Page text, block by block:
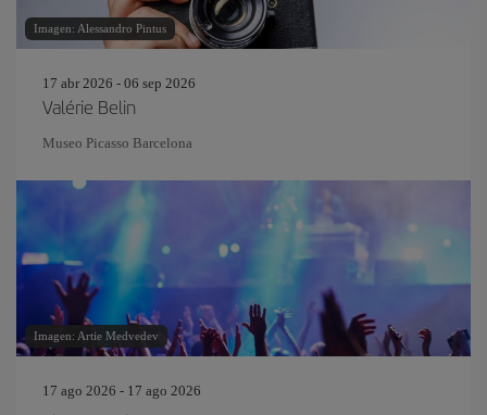
Imagen: Alessandro Pintus
17 abr 2026 - 06 sep 2026
Valérie Belin
Museo Picasso Barcelona
Imagen: Artie Medvedev
17 ago 2026 - 17 ago 2026